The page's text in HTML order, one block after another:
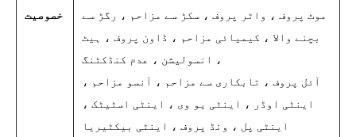
خصوصیت
موٹ پروف ، واٹر پروف ، سکڑ سے مزاحم ، رگڑ سے
بچنے والا ، کیمیائی مزاحم ، ڈاون پروف ، ہیٹ
انسولیشن ، عدم کنڈکٹنگ ،
آئل پروف ، تابکاری سے مزاحم ، آنسو مزاحم ،
اینٹی اوڈر ، اینٹی یو وی ، اینٹی اسٹیٹک ،
اینٹی پل ، ونڈ پروف ، اینٹی بیکٹیریا